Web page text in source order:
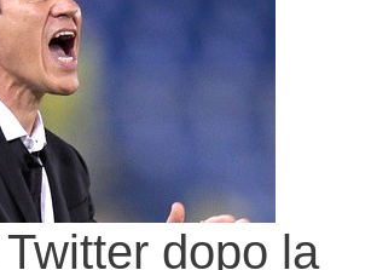
dopo la